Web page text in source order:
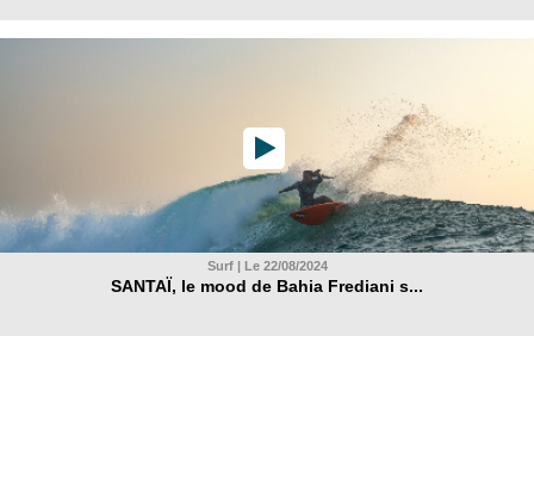
Surf | Le 22/08/2024
SANTAÏ, le mood de Bahia Frediani s...